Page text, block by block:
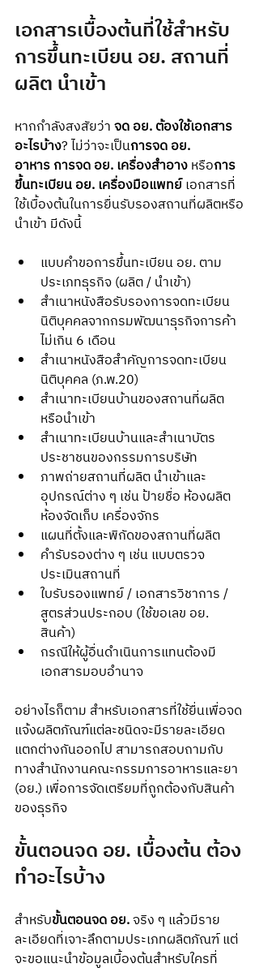
เอกสารเบื้องต้นที่ใช้สำหรับ
การขึ้นทะเบียน อย. สถานที่
ผลิต นำเข้า
หากกำลังสงสัยว่า จด อย. ต้องใช้เอกสาร
อะไรบ้าง? ไม่ว่าจะเป็นการจด อย.
อาหารการจด อย. เครื่องสำอาง หรือการ
ขึ้นทะเบียน อย. เครื่องมือแพทย์ เอกสารที่
ใช้เบื้องต้นในการยื่นรับรองสถานที่ผลิตหรือ
นำเข้า มีดังนี้
แบบคำขอการขึ้นทะเบียน อย. ตาม
ประเภทธุรกิจ (ผลิต / นำเข้า)
สำเนาหนังสือรับรองการจดทะเบียน
นิติบุคคลจากกรมพัฒนาธุรกิจการค้า
ไม่เกิน 6 เดือน
สำเนาหนังสือสำคัญการจดทะเบียน
นิติบุคคล (ภ.พ.20)
สำเนาทะเบียนบ้านของสถานที่ผลิต
หรือนำเข้า
สำเนาทะเบียนบ้านและสำเนาบัตร
ประชาชนของกรรมการบริษัท
ภาพถ่ายสถานที่ผลิต นำเข้าและ
อุปกรณ์ต่าง ๆ เช่น ป้ายชื่อ ห้องผลิต
ห้องจัดเก็บ เครื่องจักร
แผนที่ตั้งและพิกัดของสถานที่ผลิต
คำรับรองต่าง ๆ เช่น แบบตรวจ
ประเมินสถานที่
ใบรับรองแพทย์ / เอกสารวิชาการ /
สูตรส่วนประกอบ (ใช้ขอเลข อย.
สินค้า)
กรณีให้ผู้อื่นดำเนินการแทนต้องมี
เอกสารมอบอำนาจ
อย่างไรก็ตาม สำหรับเอกสารที่ใช้ยื่นเพื่อจด
แจ้งผลิตภัณฑ์แต่ละชนิดจะมีรายละเอียด
แตกต่างกันออกไป สามารถสอบถามกับ
ทางสำนักงานคณะกรรมการอาหารและยา
(อย.) เพื่อการจัดเตรียมที่ถูกต้องกับสินค้า
ของธุรกิจ
ขั้นตอนจด อย. เบื้องต้น ต้อง
ทำอะไรบ้าง
สำหรับขั้นตอนจด อย. จริง ๆ แล้วมีราย
ละเอียดที่เจาะลึกตามประเภทผลิตภัณฑ์ แต่
จะขอแนะนำข้อมูลเบื้องต้นสำหรับใครที่